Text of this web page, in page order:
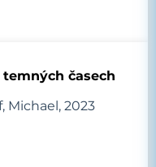
časech
Michael, 2023